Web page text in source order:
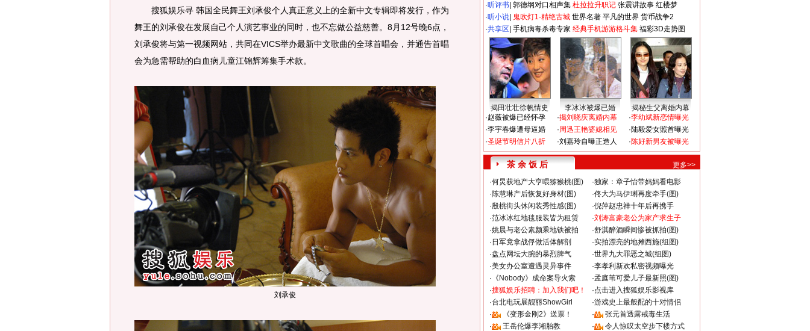
搜狐娱乐寻 韩国全民舞王刘承俊个人真正意义上的全新中文专辑即将发行，作为
舞王的刘承俊在发展自己个人演艺事业的同时，也不忘做公益慈善。8月12号晚6点，
刘承俊将与第一视频网站，共同在VICS举办最新中文歌曲的全球首唱会，并通告首唱
会为急需帮助的白血病儿童江锦辉筹集手术款。
刘承俊
·听评书 郭德纲对口相声集 杜拉拉升职记 张震讲故事 红楼梦
·听小说 鬼吹灯1-精绝古城 世界名著 平凡的世界 货币战争2
·共享区 手机病毒杀毒专家 经典手机游游格斗集 福彩3D走势图
揭田壮壮徐帆情史 李冰冰被爆已婚
揭秘生父离婚内幕
·赵薇被爆已经怀孕
·李宇春爆遭母逼婚
·圣诞节明信片八折
·揭刘晓庆离婚内幕
·周迅王艳婆媳相见
·刘嘉玲自曝正造人
·李幼斌新恋情曝光
·陆毅爱女照首曝光
·陈好新男友被曝光
茶 余 饭 后
更多>>
·何炅获地产大亨喂猕猴桃(图) ·独家：章子怡带妈妈看电影
·陈慧琳产后恢复好身材(图) ·佟大为马伊琍再度牵手(图)
·殷桃街头休闲装秀性感(图) ·倪萍赵忠祥十年后再携手
·范冰冰红地毯服装皆为租赁 ·刘涛富豪老公为家产求生子
·姚晨与老公素颜乘地铁被拍 ·舒淇醉酒瞬间惨被抓拍(图)
· 日军竟拿战俘做活体解剖 ·实拍漂亮的地摊西施(组图)
·盘点网坛大腕的暴烈脾气 ·世界九大罪恶之城(组图)
·美女办公室遭遇灵异事件 ·李孝利新欢私密视频曝光
· 《Nobody》成命案导火索 ·孟庭苇可爱儿子最新照(图)
·搜狐娱乐招聘：加入我们吧！ ·点击进入搜狐娱乐影视库
·台北电玩展靓丽ShowGirl ·游戏史上最般配的十对情侣
·
《变形金刚2》送票！ ·
张元首透露戒毒生活
·
王岳伦爆李湘胎教 · 令人惊叹太空步下楼方式